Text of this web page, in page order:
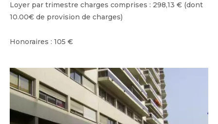
Loyer par trimestre charges comprises : 298,13 € (dont
10.00€ de provision de charges)
Honoraires : 105 €